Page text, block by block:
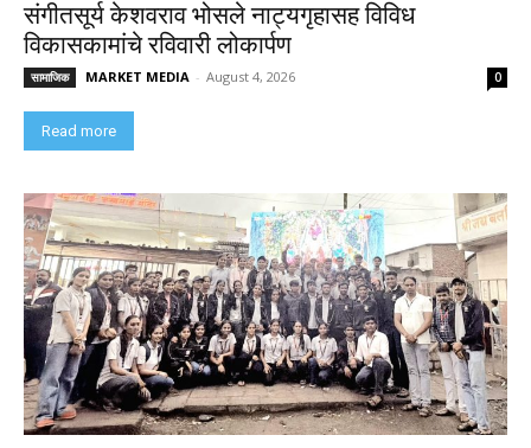
संगीतसूर्य केशवराव भोसले नाट्यगृहासह विविध
विकासकामांचे रविवारी लोकार्पण
सामाजिक MARKET MEDIA - August 4, 2026 0
Read more